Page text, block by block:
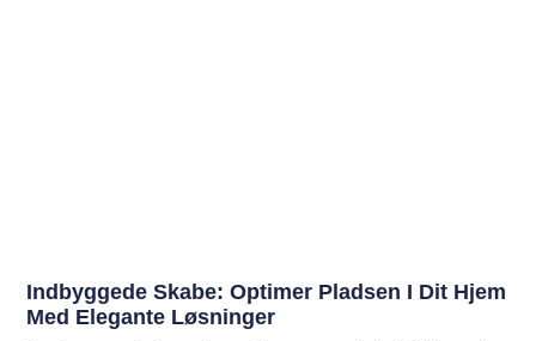
Indbyggede Skabe: Optimer Pladsen I Dit Hjem
Med Elegante Løsninger